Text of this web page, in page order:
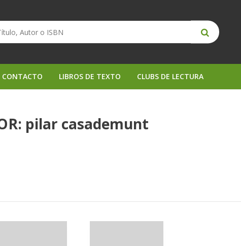
CONTACTO LIBROS DE TEXTO CLUBS DE LECTURA
pilar casademunt